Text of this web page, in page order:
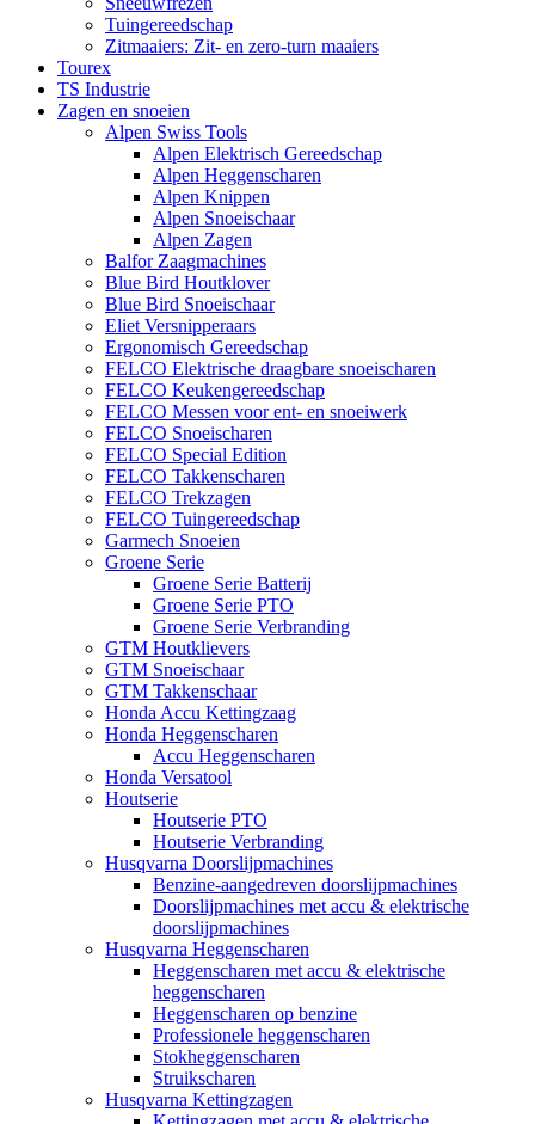
Tuingereedschap
Zitmaaiers: Zit- en zero-turn maaiers
Tourex
TS Industrie
Zagen en snoeien
Alpen Swiss Tools
Alpen Elektrisch Gereedschap
Alpen Heggenscharen
Alpen Knippen
Alpen Snoeischaar
Alpen Zagen
Balfor Zaagmachines
Blue Bird Houtklover
Blue Bird Snoeischaar
Eliet Versnipperaars
Ergonomisch Gereedschap
FELCO Elektrische draagbare snoeischaren
FELCO Keukengereedschap
FELCO Messen voor ent- en snoeiwerk
FELCO Snoeischaren
FELCO Special Edition
FELCO Takkenscharen
FELCO Trekzagen
FELCO Tuingereedschap
Garmech Snoeien
Groene Serie
Groene Serie Batterij
Groene Serie PTO
Groene Serie Verbranding
GTM Houtklievers
GTM Snoeischaar
GTM Takkenschaar
Honda Accu Kettingzaag
Honda Heggenscharen
Accu Heggenscharen
Honda Versatool
Houtserie
Houtserie PTO
Houtserie Verbranding
Husqvarna Doorslijpmachines
Benzine-aangedreven doorslijpmachines
Doorslijpmachines met accu & elektrische
doorslijpmachines
Husqvarna Heggenscharen
Heggenscharen met accu & elektrische
heggenscharen
Heggenscharen op benzine
Professionele heggenscharen
Stokheggenscharen
Struikscharen
Husqvarna Kettingzagen